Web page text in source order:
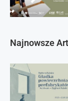
Najnowsze